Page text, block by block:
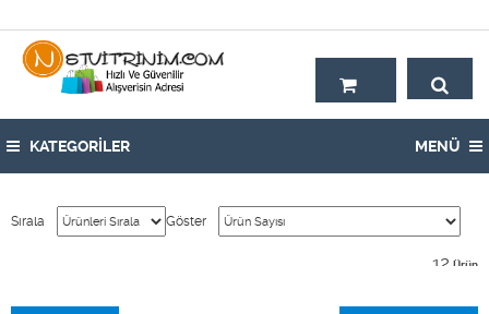
KATEGORİLER MENÜ
Sırala Göster
12 Ürün